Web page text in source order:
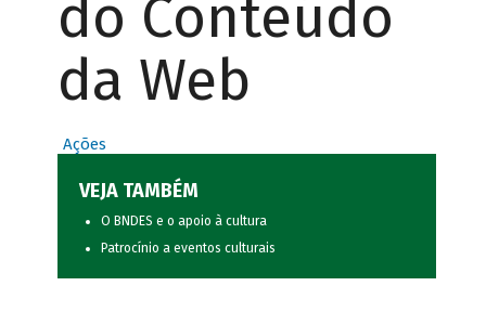
do Conteúdo
da Web
Ações
VEJA TAMBÉM
O BNDES e o apoio à cultura
Patrocínio a eventos culturais